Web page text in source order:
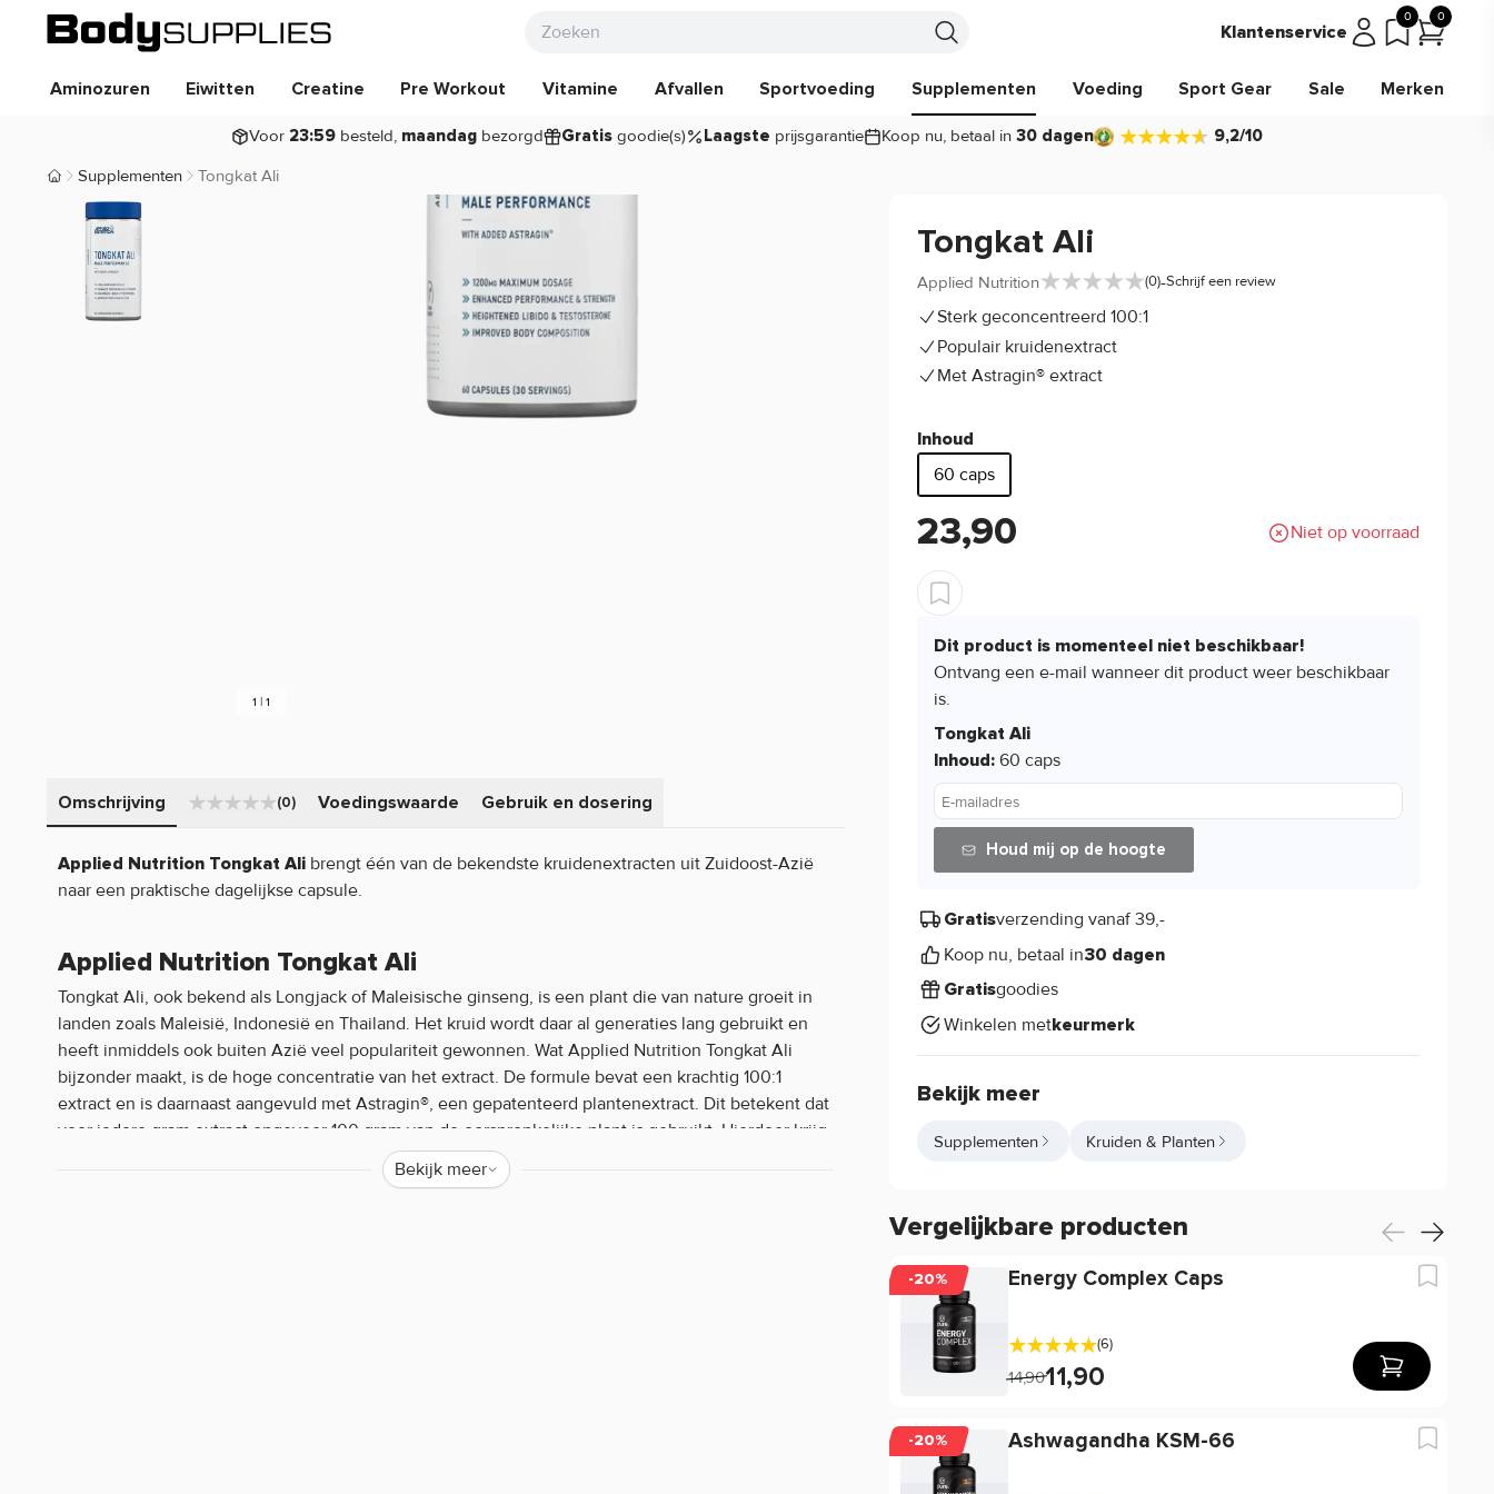
Klantenservice
0 0
Aminozuren Eiwitten Creatine Pre Workout Vitamine Afvallen Sportvoeding Supplementen Voeding Sport Gear Sale Merken
Voor 23:59 besteld, maandag bezorgd Gratis goodie(s) Laagste prijsgarantie Koop nu, betaal in 30 dagen 9,2/10
Body Supplies | Sportvoeding en Supplementen
Supplementen Tongkat Ali
Tongkat Ali
Applied Nutrition (0)-Schrijf een review
Sterk geconcentreerd 100:1
Populair kruidenextract
Met Astragin® extract
Inhoud
60 caps
23,90 Niet op voorraad
Dit product is momenteel niet beschikbaar!
Ontvang een e-mail wanneer dit product weer beschikbaar
is.
Tongkat Ali
Inhoud: 60 caps
E-mailadres
Houd mij op de hoogte
Gratisverzending vanaf 39,-
Koop nu, betaal in30 dagen
Gratisgoodies
Winkelen metkeurmerk
Bekijk meer
Supplementen Kruiden & Planten
Vergelijkbare producten
-20% Energy Complex Caps
(6)
14,9011,90
-20% Ashwagandha KSM-66
1 | 1
Omschrijving (0) Voedingswaarde Gebruik en dosering
Applied Nutrition Tongkat Ali brengt één van de bekendste kruidenextracten uit Zuidoost-Azië
naar een praktische dagelijkse capsule.
Applied Nutrition Tongkat Ali
Tongkat Ali, ook bekend als Longjack of Maleisische ginseng, is een plant die van nature groeit in
landen zoals Maleisië, Indonesië en Thailand. Het kruid wordt daar al generaties lang gebruikt en
heeft inmiddels ook buiten Azië veel populariteit gewonnen. Wat Applied Nutrition Tongkat Ali
bijzonder maakt, is de hoge concentratie van het extract. De formule bevat een krachtig 100:1
extract en is daarnaast aangevuld met Astragin®, een gepatenteerd plantenextract. Dit betekent dat
voor iedere gram extract ongeveer 100 gram van de oorspronkelijke plant is gebruikt. Hierdoor krijg
je een sterk geconcentreerd product in een handige capsule.
Bekijk meer